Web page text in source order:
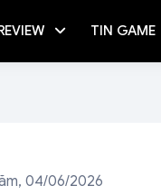
TIN GAME
04/06/2026